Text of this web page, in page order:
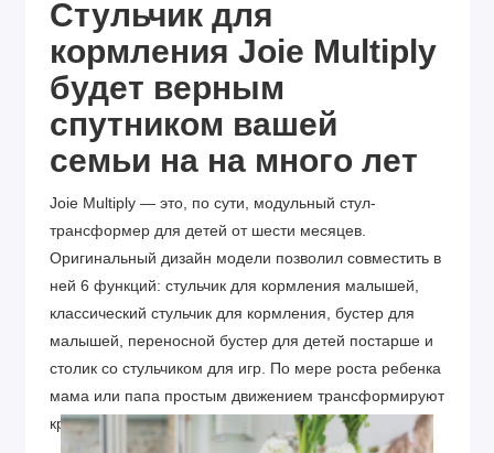
Стульчик для
кормления Joie Multiply
будет верным
спутником вашей
семьи на на много лет
Joie Multiply — это, по сути, модульный стул-
трансформер для детей от шести месяцев.
Оригинальный дизайн модели позволил совместить в
ней 6 функций: стульчик для кормления малышей,
классический стульчик для кормления, бустер для
малышей, переносной бустер для детей постарше и
столик со стульчиком для игр. По мере роста ребенка
мама или папа простым движением трансформируют
кресло в нужный модуль.